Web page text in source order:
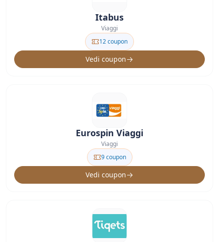
Itabus
Viaggi
12 coupon
Vedi coupon
Eurospin Viaggi
Viaggi
9 coupon
Vedi coupon